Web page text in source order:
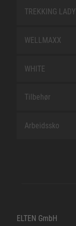
TREKKING LADY
WELLMAXX
WHITE
Tilbehør
Arbeidssko
ELTEN GmbH